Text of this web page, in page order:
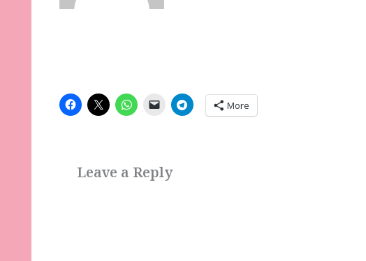
More
Leave a Reply